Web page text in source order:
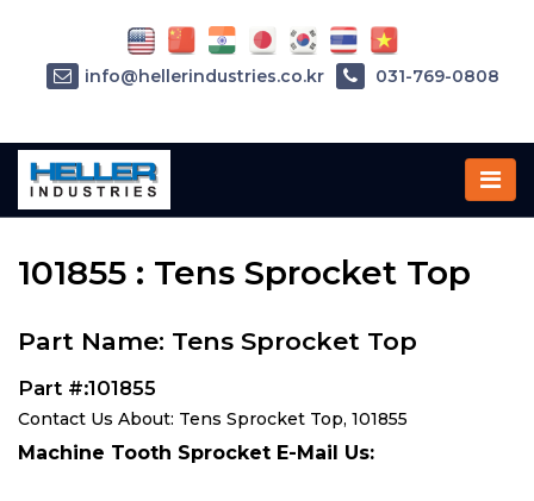
Home»Parts»101855
101855 : Tens Sprocket Top
Part Name: Tens Sprocket Top
Part #:101855
Contact Us About: Tens Sprocket Top, 101855
Machine Tooth Sprocket E-Mail Us:
info@hellerindustries.co.kr 031-769-0808